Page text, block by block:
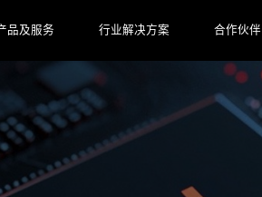
品及服务 行业解决方案 合作伙伴